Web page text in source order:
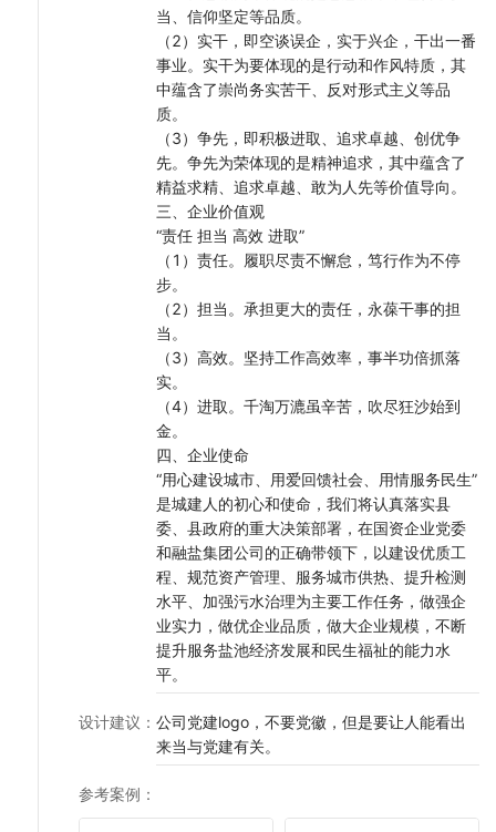
当、信仰坚定等品质。
（2）实干，即空谈误企，实于兴企，干出一番
事业。实干为要体现的是行动和作风特质，其
中蕴含了崇尚务实苦干、反对形式主义等品
质。
（3）争先，即积极进取、追求卓越、创优争
先。争先为荣体现的是精神追求，其中蕴含了
精益求精、追求卓越、敢为人先等价值导向。
三、企业价值观
“责任 担当 高效 进取”
（1）责任。履职尽责不懈怠，笃行作为不停
步。
（2）担当。承担更大的责任，永葆干事的担
当。
（3）高效。坚持工作高效率，事半功倍抓落
实。
（4）进取。千淘万漉虽辛苦，吹尽狂沙始到
金。
四、企业使命
“用心建设城市、用爱回馈社会、用情服务民生”
是城建人的初心和使命，我们将认真落实县
委、县政府的重大决策部署，在国资企业党委
和融盐集团公司的正确带领下，以建设优质工
程、规范资产管理、服务城市供热、提升检测
水平、加强污水治理为主要工作任务，做强企
业实力，做优企业品质，做大企业规模，不断
提升服务盐池经济发展和民生福祉的能力水
平。
设计建议 ： 公司党建logo，不要党徽，但是要让人能看出
来当与党建有关。
参考案例 ：